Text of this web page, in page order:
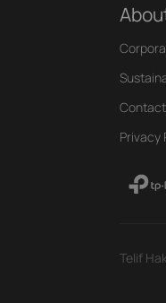
Privacy
Telif